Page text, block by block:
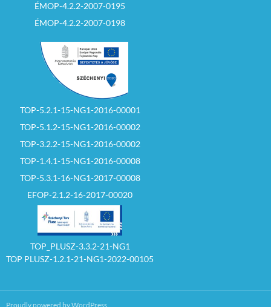
ÉMOP-4.2.2-2007-0195
ÉMOP-4.2.2-2007-0198
TOP-5.2.1-15-NG1-2016-00001
TOP-5.1.2-15-NG1-2016-00002
TOP-3.2.2-15-NG1-2016-00002
TOP-1.4.1-15-NG1-2016-00008
TOP-5.3.1-16-NG1-2017-00008
EFOP-2.1.2-16-2017-00020
TOP_PLUSZ-3.3.2-21-NG1
TOP PLUSZ-1.2.1-21-NG1-2022-00105
Proudly powered by WordPress